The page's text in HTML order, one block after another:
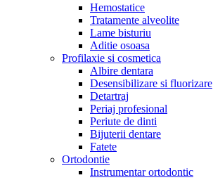
Hemostatice
Tratamente alveolite
Lame bisturiu
Aditie osoasa
Profilaxie si cosmetica
Albire dentara
Desensibilizare si fluorizare
Detartraj
Periaj profesional
Periute de dinti
Bijuterii dentare
Fatete
Ortodontie
Instrumentar ortodontic